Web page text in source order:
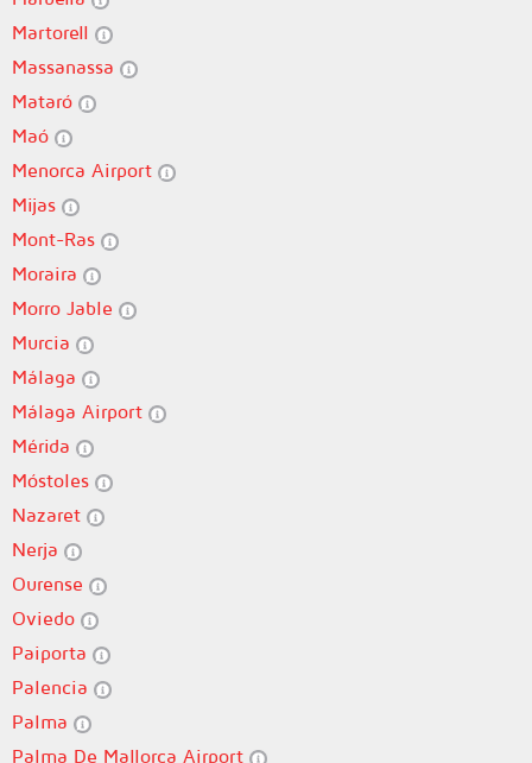
Martorell
Massanassa
Mataró
Maó
Menorca Airport
Mijas
Mont-Ras
Moraira
Morro Jable
Murcia
Málaga
Málaga Airport
Mérida
Móstoles
Nazaret
Nerja
Ourense
Oviedo
Paiporta
Palencia
Palma
Palma De Mallorca Airport